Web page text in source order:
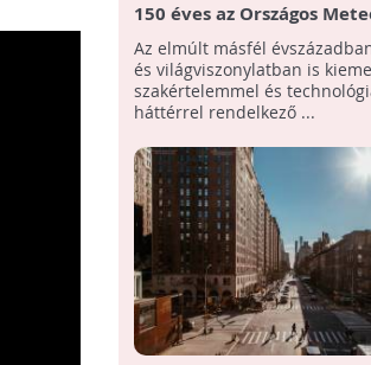
150 éves az Országos
Szolgálat!
Az elmúlt másfél
és világviszonylatban is
szakértelemmel és
háttérrel rendelkező ...